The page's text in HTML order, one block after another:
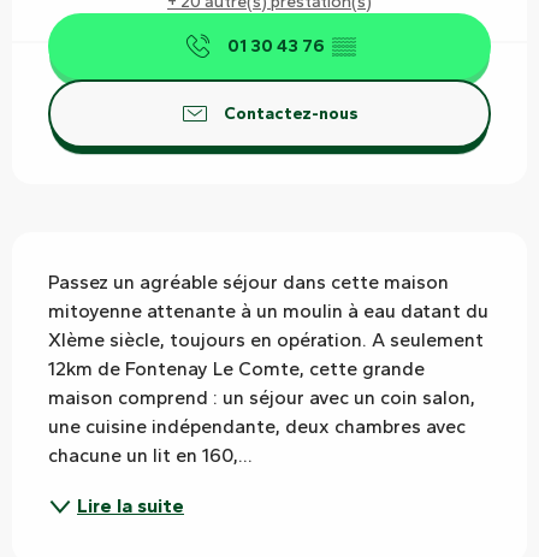
01 30 43 76 ▒▒
Contactez-nous
Passez un agréable séjour dans cette maison
mitoyenne attenante à un moulin à eau datant du
XIème siècle, toujours en opération. A seulement
12km de Fontenay Le Comte, cette grande
maison comprend : un séjour avec un coin salon,
une cuisine indépendante, deux chambres avec
chacune un lit en 160,...
Lire la suite